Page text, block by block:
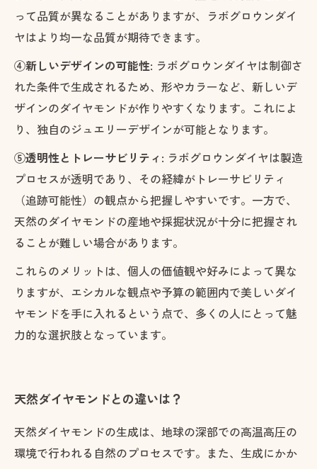
って品質が異なることがありますが、ラボグロウンダイ
ヤはより均一な品質が期待できます。
④新しいデザインの可能性: ラボグロウンダイヤは制御さ
れた条件で生成されるため、形やカラーなど、新しいデ
ザインのダイヤモンドが作りやすくなります。これによ
り、独自のジュエリーデザインが可能となります。
⑤透明性とトレーサビリティ: ラボグロウンダイヤは製造
プロセスが透明であり、その経緯がトレーサビリティ
（追跡可能性）の観点から把握しやすいです。一方で、
天然のダイヤモンドの産地や採掘状況が十分に把握され
ることが難しい場合があります。
これらのメリットは、個人の価値観や好みによって異な
りますが、エシカルな観点や予算の範囲内で美しいダイ
ヤモンドを手に入れるという点で、多くの人にとって魅
力的な選択肢となっています。
天然ダイヤモンドとの違いは？
天然ダイヤモンドの生成は、地球の深部での高温高圧の
環境で行われる自然のプロセスです。また、生成にかか